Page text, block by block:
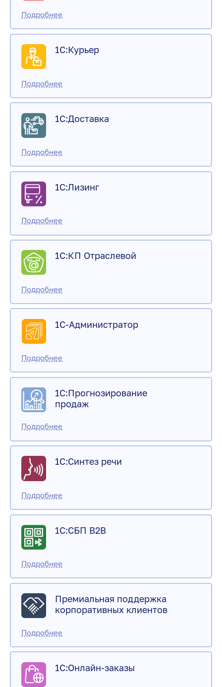
1С:Курьер
1С:Доставка
1С:Лизинг
1С:КП Отраслевой
1С-Администратор
1С:Прогнозирование
продаж
1С:Синтез речи
1С:СБП B2B
Премиальная поддержка
корпоративных клиентов
1С:Онлайн-заказы